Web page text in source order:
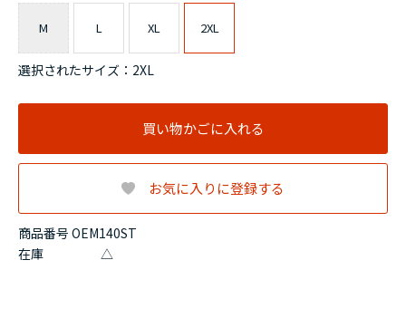
商品番号 OEM140ST
在庫 △
M L XL 2XL
選択されたサイズ：2XL
買い物かごに入れる
お気に入りに登録する